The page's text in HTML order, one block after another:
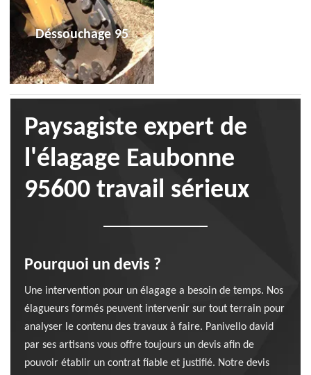
Déssouchage 95
Paysagiste expert de
l'élagage Eaubonne
95600 travail sérieux
Pourquoi un devis ?
Une intervention pour un élagage a besoin de temps. Nos
élagueurs formés peuvent intervenir sur tout terrain pour
analyser le contenu des travaux à faire. Panivello david
par ses artisans vous offre toujours un devis afin de
pouvoir établir un contrat fiable et justifié. Notre devis